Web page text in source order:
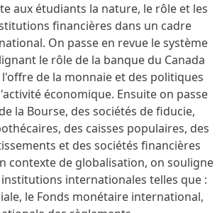
aux étudiants la nature, le rôle et les
financières dans un cadre
On passe en revue le système
le rôle de la banque du Canada
de la monnaie et des politiques
économique. Ensuite on passe
la Bourse, des sociétés de fiducie,
des caisses populaires, des
et des sociétés financières
contexte de globalisation, on souligne
internationales telles que :
le Fonds monétaire international,